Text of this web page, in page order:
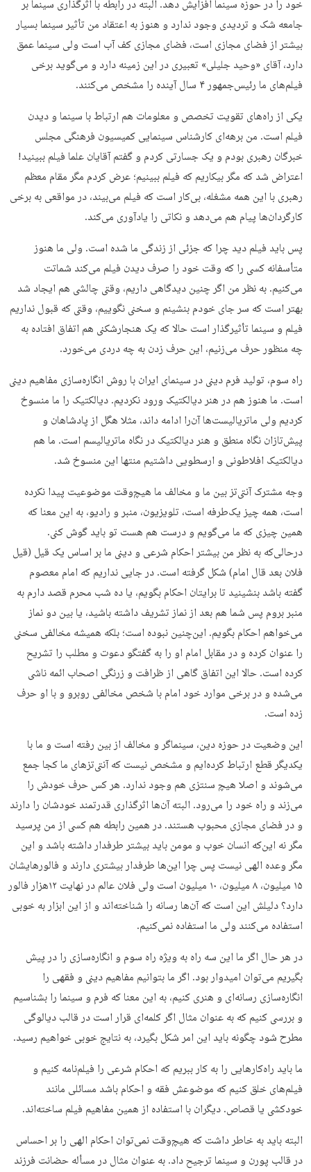
خود را در حوزه سینما افزایش دهد. البته در رابطه با اثرگذاری سینما بر
جامعه شک و تردیدی وجود ندارد و هنوز به اعتقاد من تأثیر سینما بسیار
بیشتر از فضای مجازی است، فضای مجازی کف آب است ولی سینما عمق
دارد، آقای «وحید جلیلی» تعبیری در این زمینه دارد و می‌گوید برخی
فیلم‌های ما رئیس‌جمهور ۴ سال آینده را مشخص می‌کنند.
یکی از راه‌های تقویت تخصص و معلومات هم ارتباط با سینما و دیدن
فیلم است. من برهه‌ای کارشناس سینمایی کمیسیون فرهنگی مجلس
خبرگان رهبری بودم و یک جسارتی کردم و گفتم آقایان علما فیلم ببینید!
اعتراض شد که مگر بیکاریم که فیلم ببینیم؛ عرض کردم مگر مقام معظم
رهبری با این همه مشغله، بی‌کار است که فیلم می‌بیند، در مواقعی به برخی
کارگردان‌ها پیام هم می‌دهد و نکاتی را یادآوری می‌کند.
پس باید فیلم دید چرا که جزئی از زندگی ما شده است. ولی ما هنوز
متأسفانه کسی را که وقت خود را صرف دیدن فیلم می‌کند شماتت
می‌کنیم. به نظر من اگر ‌چنین دیدگاهی داریم، وقتی چالشی هم ایجاد شد
بهتر است که سر جای خودم بنشینم و سخنی نگوییم، وقتی که قبول نداریم
فیلم و سینما تأثیرگذار است حالا که یک هنجارشکنی هم اتفاق افتاده به
چه منظور حرف می‌زنیم، این حرف زدن به چه دردی می‌خورد.
راه سوم، تولید فرم دینی در سینمای ایران با روش انگاره‌سازی مفاهیم دینی
است. ما هنوز هم در هنر دیالکتیک ورود نکردیم. دیالکتیک را ما منسوخ
کردیم ولی ماتریالیست‌ها آن‌را ادامه داند، مثلا هگل از پادشاهان و
پیش‌تازان نگاه منطق و هنر دیالکتیک در نگاه ماتریالیسم است. ما هم
دیالکتیک افلاطونی و ارسطویی داشتیم منتها این منسوخ شد.
وجه مشترک آنتی‌تز بین ما و مخالف ما هیچ‌وقت موضوعیت پیدا نکرده
است، همه چیز یک‌طرفه است، تلویزیون، منبر و رادیو، به این معنا که
همین چیزی که ما می‌گویم و درست هم هست تو باید گوش کنی.
درحالی‌که به نظر من بیشتر احکام شرعی و دینی ما بر اساس یک قیل (قیل
فلان بعد قال امام) شکل گرفته است. در جایی نداریم که امام معصوم
گفته باشد بنشینید تا برایتان احکام بگویم، یا ده شب محرم قصد دارم به
منبر بروم پس شما هم بعد از نماز تشریف داشته باشید، یا بین دو نماز
می‌خواهم احکام بگویم. این‌چنین نبوده است؛ بلکه همیشه مخالفی سخنی
را عنوان کرده و در مقابل امام او را به گفتگو دعوت و مطلب را تشریح
کرده است. حالا این اتفاق گاهی از ظرافت و زرنگی اصحاب ائمه ناشی
می‌شده و در برخی موارد خود امام با شخص مخالفی روبرو و با او حرف
زده است.
این وضعیت در حوزه دین، سینماگر و مخالف از بین رفته است و ما با
یکدیگر قطع ارتباط کرده‌ایم و مشخص نیست که آنتی‌تزهای ما کجا جمع
می‌شوند و اصلا هیچ سنتزی هم وجود ندارد. هر کس حرف خودش را
می‌زند و راه خود را می‌رود. البته آن‌ها اثرگذاری قدرتمند خودشان را دارند
و در فضای مجازی محبوب هستند. در همین رابطه هم کسی از من پرسید
مگر نه این‌که انسان خوب و مومن باید بیشتر طرفدار داشته باشد و این
مگر وعده الهی نیست پس چرا این‌ها طرفدار بیشتری دارند و فالورهایشان
۱۵ میلیون، ۸ میلیون، ۱۰ میلیون است ولی فلان عالم در نهایت ۱۲هزار فالور
دارد؟ دلیلش این است که آن‌ها رسانه را شناخته‌اند و از این ابزار به خوبی
استفاده می‌کنند ولی ما استفاده نمی‌کنیم.
در هر حال اگر ما این سه راه به ویژه راه سوم و انگاره‌سازی را در پیش
بگیریم می‌توان امیدوار بود. اگر ما بتوانیم مفاهیم دینی و فقهی را
انگاره‌سازی رسانه‌ای و هنری کنیم، به این معنا که فرم و سینما را بشناسیم
و بررسی کنیم که به عنوان مثال اگر کلمه‌ای قرار است در قالب دیالوگی
مطرح شود چگونه باید این امر شکل بگیرد،‌ به نتایج خوبی خواهیم رسید.
ما باید راه‌کارهایی را به کار ببریم که احکام شرعی را فیلم‌نامه کنیم و
فیلم‌های خلق کنیم که موضوعش فقه و احکام باشد مسائلی مانند
خودکشی یا ‌قصاص. دیگران با استفاده از همین مفاهیم فیلم ساخته‌اند.
البته باید به خاطر داشت که هیچ‌وقت نمی‌توان احکام الهی را بر احساس
در قالب پورن و سینما ترجیح داد. به عنوان مثال در مسأله حضانت فرزند